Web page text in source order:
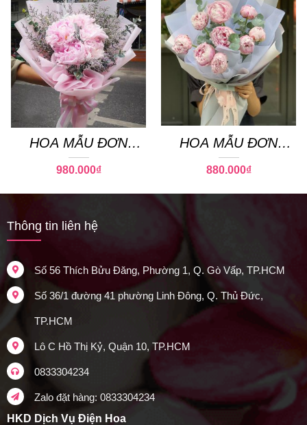
HOA MẪU ĐƠN
PEONY 02
980.000₫
HOA MẪU ĐƠN
PEONY 24
880.000₫
Thông tin liên hệ
Số 56 Thích Bửu Đăng, Phường 1, Q. Gò Vấp, TP.HCM
Số 36/1 đường 41 phường Linh Đông, Q. Thủ Đức,
TP.HCM
Lô C Hồ Thị Kỷ, Quận 10, TP.HCM
0833304234
Zalo đặt hàng: 0833304234
HKD Dịch Vụ Điện Hoa